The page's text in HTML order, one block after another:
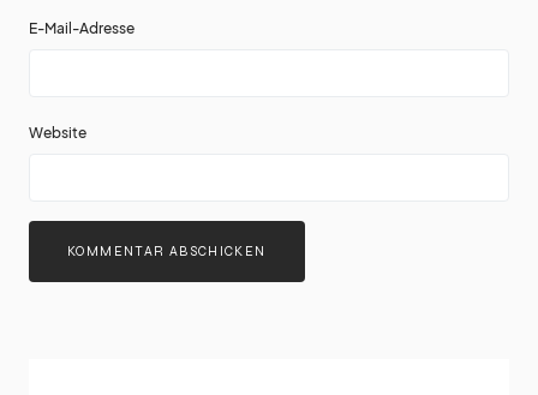
E-Mail-Adresse
Website